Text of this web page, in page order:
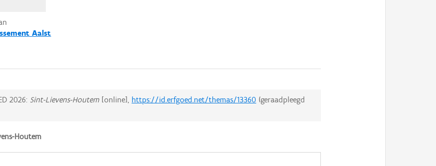
Aalst
2026: Sint-Lievens-Houtem [online], https://id.erfgoed.net/themas/13360 (geraadpleegd
Houtem